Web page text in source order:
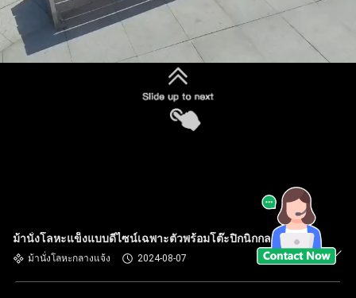
ม้านั่งโลหะแข็งแบบดีไซน์เฉพาะตัวพร้อมโต๊ะปิกนิกกลางแจ้ง
ม้านั่งโลหะกลางแจ้ง 2024-08-07